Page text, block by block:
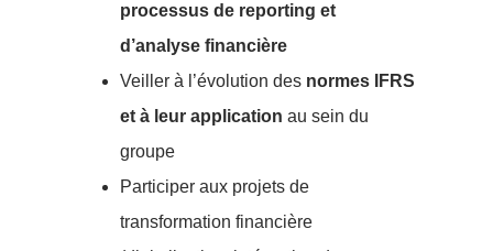
processus de reporting et
d’analyse financière
Veiller à l’évolution des normes IFRS
et à leur application au sein du
groupe
Participer aux projets de
transformation financière